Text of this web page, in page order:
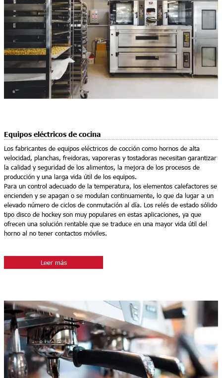
Equipos eléctricos de cocina
Los fabricantes de equipos eléctricos de cocción como hornos de alta
velocidad, planchas, freidoras, vaporeras y tostadoras necesitan garantizar
la calidad y seguridad de los alimentos, la mejora de los procesos de
producción y una larga vida útil de los equipos.
Para un control adecuado de la temperatura, los elementos calefactores se
encienden y se apagan o se modulan continuamente, lo que da lugar a un
elevado número de ciclos de conmutación al día. Los relés de estado sólido
tipo disco de hockey son muy populares en estas aplicaciones, ya que
ofrecen una solución rentable que se traduce en una mayor vida útil del
horno al no tener contactos móviles.
Leer más